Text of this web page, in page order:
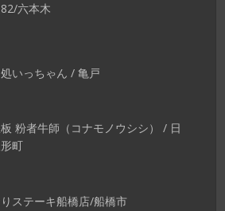
六本木
いっちゃん / 亀戸
粉者牛師（コナモノウシシ） / 日
町
ステーキ船橋店/船橋市